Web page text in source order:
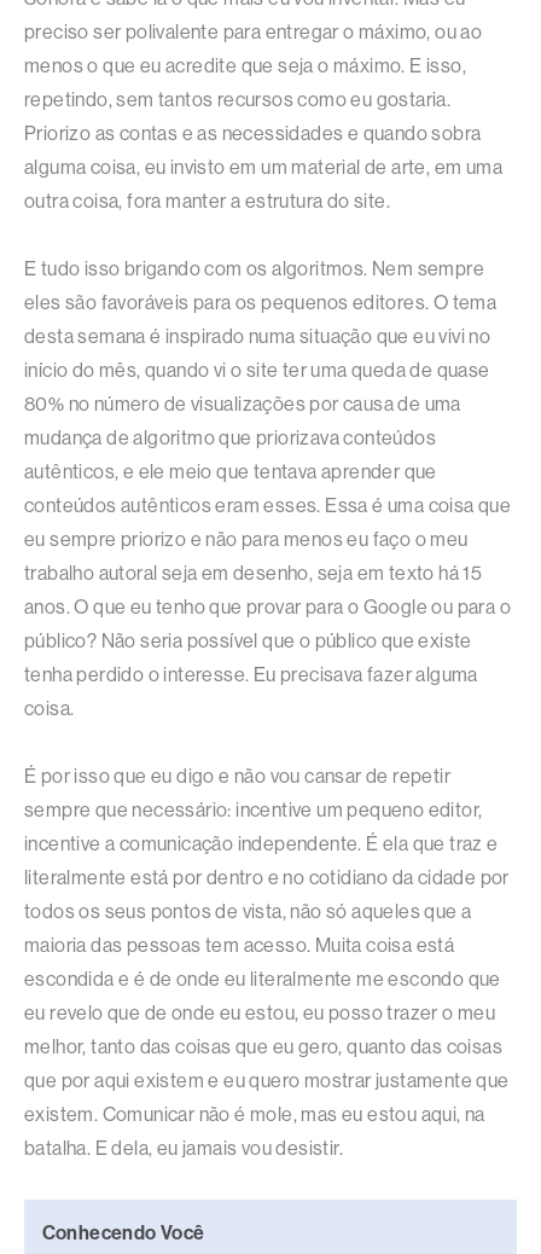
preciso ser polivalente para entregar o máximo, ou ao
menos o que eu acredite que seja o máximo. E isso,
repetindo, sem tantos recursos como eu gostaria.
Priorizo as contas e as necessidades e quando sobra
alguma coisa, eu invisto em um material de arte, em uma
outra coisa, fora manter a estrutura do site.
E tudo isso brigando com os algoritmos. Nem sempre
eles são favoráveis para os pequenos editores. O tema
desta semana é inspirado numa situação que eu vivi no
início do mês, quando vi o site ter uma queda de quase
80% no número de visualizações por causa de uma
mudança de algoritmo que priorizava conteúdos
autênticos, e ele meio que tentava aprender que
conteúdos autênticos eram esses. Essa é uma coisa que
eu sempre priorizo e não para menos eu faço o meu
trabalho autoral seja em desenho, seja em texto há 15
anos. O que eu tenho que provar para o Google ou para o
público? Não seria possível que o público que existe
tenha perdido o interesse. Eu precisava fazer alguma
coisa.
É por isso que eu digo e não vou cansar de repetir
sempre que necessário: incentive um pequeno editor,
incentive a comunicação independente. É ela que traz e
literalmente está por dentro e no cotidiano da cidade por
todos os seus pontos de vista, não só aqueles que a
maioria das pessoas tem acesso. Muita coisa está
escondida e é de onde eu literalmente me escondo que
eu revelo que de onde eu estou, eu posso trazer o meu
melhor, tanto das coisas que eu gero, quanto das coisas
que por aqui existem e eu quero mostrar justamente que
existem. Comunicar não é mole, mas eu estou aqui, na
batalha. E dela, eu jamais vou desistir.
Conhecendo Você